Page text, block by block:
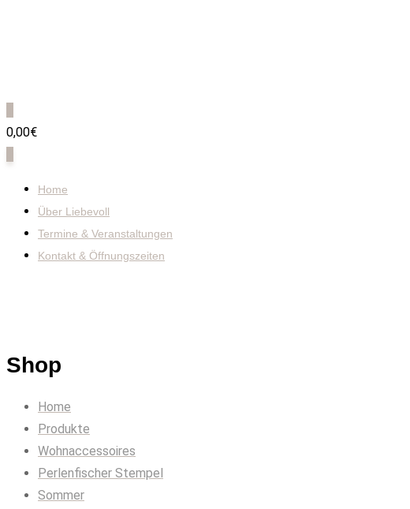
0,00€
Home
Über Liebevoll
Termine & Veranstaltungen
Kontakt & Öffnungszeiten
Shop
Home
Produkte
Wohnaccessoires
Perlenfischer Stempel
Sommer